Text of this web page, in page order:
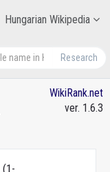
Hungarian Wikipedia
Research
WikiRank.net
ver. 1.6.3
(1-